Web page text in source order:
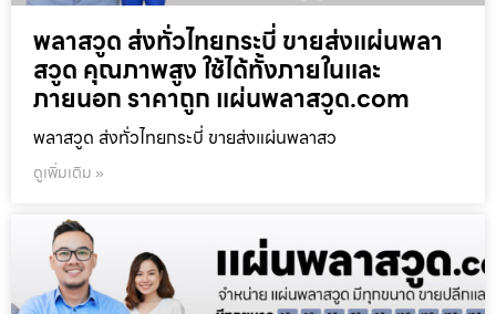
พลาสวูด ส่งทั่วไทยกระบี่ ขายส่งแผ่นพลา
สวูด คุณภาพสูง ใช้ได้ทั้งภายในและ
ภายนอก ราคาถูก แผ่นพลาสวูด.com
พลาสวูด ส่งทั่วไทยกระบี่ ขายส่งแผ่นพลาสว
ดูเพิ่มเติม »